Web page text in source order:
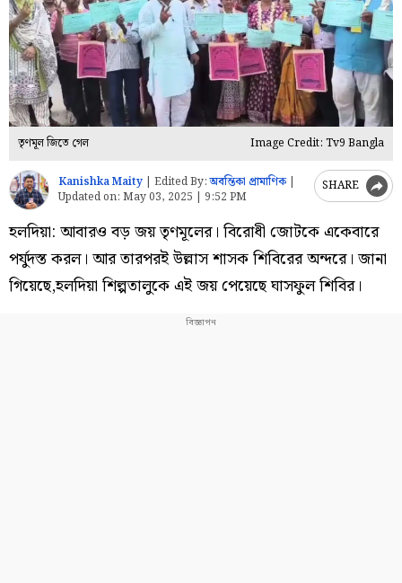
তৃণমূল জিতে গেল Image Credit: Tv9 Bangla
Kanishka Maity Edited By:অবন্তিকা প্রামাণিক|
Updated on: May 03, 2025 | 9:52 PM
SHARE
হলদিয়া: আবারও বড় জয় তৃণমূলের। বিরোধী জোটকে একেবারে
পর্যুদস্ত করল। আর তারপরই উল্লাস শাসক শিবিরের অন্দরে। জানা
গিয়েছে,হলদিয়া শিল্পতালুকে এই জয় পেয়েছে ঘাসফুল শিবির।